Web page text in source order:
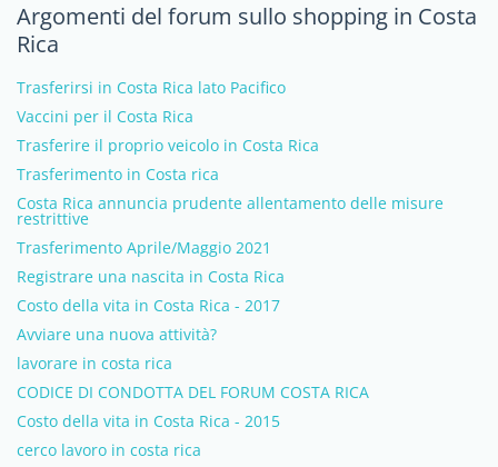
Argomenti del forum sullo shopping in Costa
Rica
Trasferirsi in Costa Rica lato Pacifico
Vaccini per il Costa Rica
Trasferire il proprio veicolo in Costa Rica
Trasferimento in Costa rica
Costa Rica annuncia prudente allentamento delle misure
restrittive
Trasferimento Aprile/Maggio 2021
Registrare una nascita in Costa Rica
Costo della vita in Costa Rica - 2017
Avviare una nuova attività?
lavorare in costa rica
CODICE DI CONDOTTA DEL FORUM COSTA RICA
Costo della vita in Costa Rica - 2015
cerco lavoro in costa rica